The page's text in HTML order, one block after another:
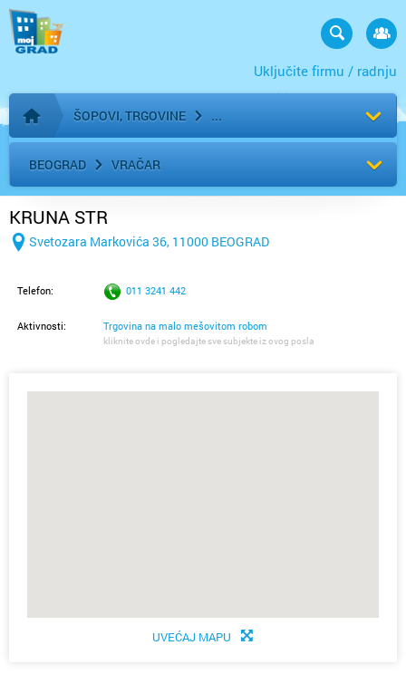
Uključite firmu / radnju
Početna stranica
ŠOPOVI, TRGOVINE
BEOGRAD VRAČAR
KRUNA STR
Svetozara Markovića 36, 11000 BEOGRAD
Telefon: 011 3241 442
Aktivnosti: Trgovina na malo mešovitom robom
kliknite ovde i pogledajte sve subjekte iz ovog posla
UVEĆAJ MAPU